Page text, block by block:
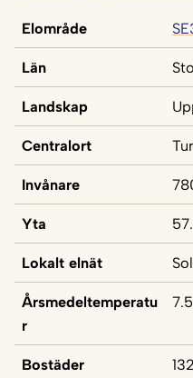
Elområde
Län
Landskap
Centralort
Invånare
Yta
Lokalt elnät
Årsmedeltemperatu
r
Bostäder